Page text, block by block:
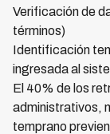
Verificación de
términos)
Identificación
ingresada al
El 40% de los
administrativos,
temprano